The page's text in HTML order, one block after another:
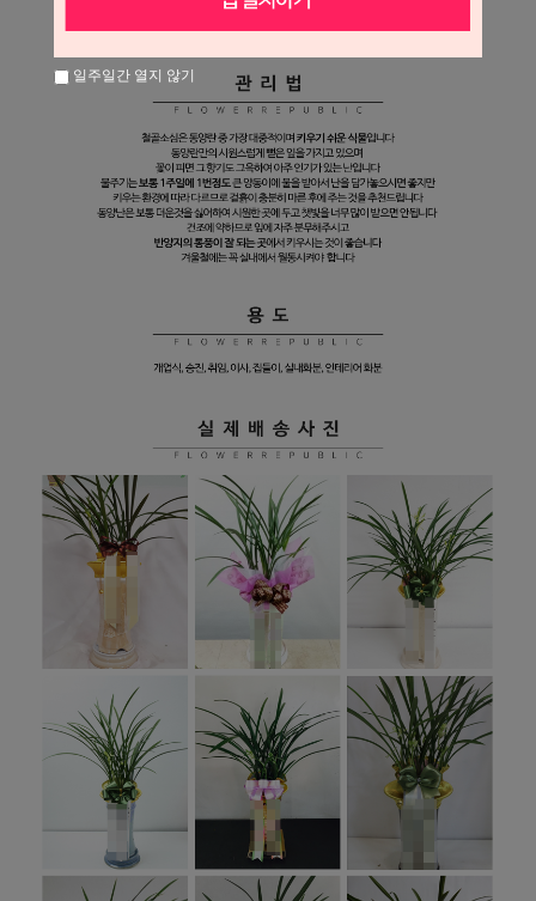
일주일간 열지 않기